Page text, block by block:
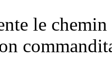
le